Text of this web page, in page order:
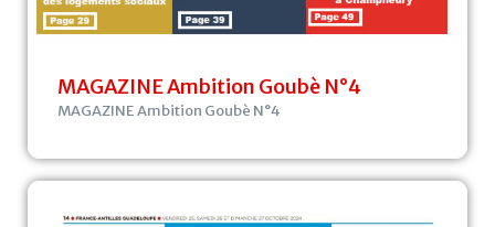
MAGAZINE Ambition Goubè N°4
MAGAZINE Ambition Goubè N°4